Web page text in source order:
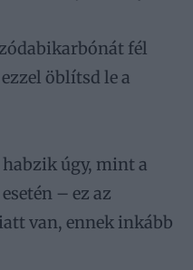
fél
öblítsd le a
úgy, mint a
– ez az
van, ennek inkább